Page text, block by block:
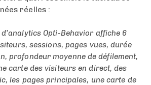
réelles :
Opti-Behavior affiche 6
sessions, pages vues, durée
profondeur moyenne de défilement,
carte des visiteurs en direct, des
les pages principales, une carte de